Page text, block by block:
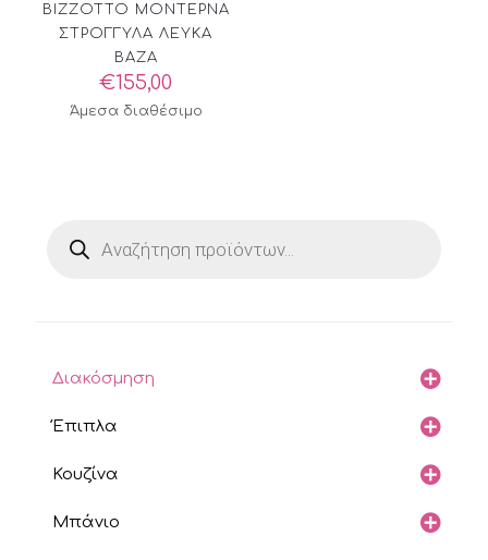
BIZZOTTO ΜΟΝΤΕΡΝΑ
ΣΤΡΟΓΓΥΛΑ ΛΕΥΚΑ
ΒΑΖΑ
€155,00
Άμεσα διαθέσιμο
search
Διακόσμηση
Έπιπλα
Κουζίνα
Μπάνιο